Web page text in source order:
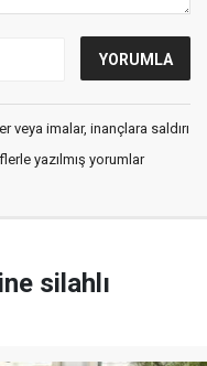
veya imalar, inançlara saldırı
yazılmış yorumlar
silahlı